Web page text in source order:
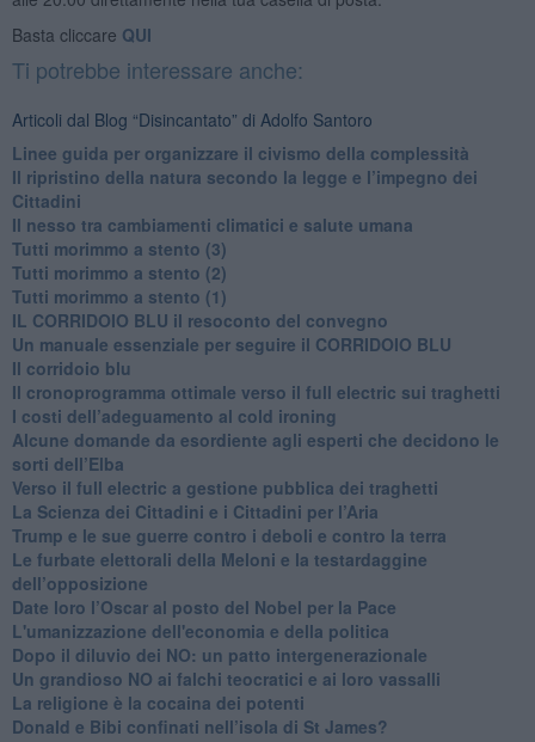
Basta cliccare QUI
Ti potrebbe interessare anche:
Articoli dal Blog “Disincantato” di Adolfo Santoro
​Linee guida per organizzare il civismo della complessità
​Il ripristino della natura secondo la legge e l’impegno dei
Cittadini
Il nesso tra cambiamenti climatici e salute umana
Tutti morimmo a stento (3)
Tutti morimmo a stento (2)
​Tutti morimmo a stento (1)
IL CORRIDOIO BLU il resoconto del convegno
Un manuale essenziale per seguire il CORRIDOIO BLU
Il corridoio blu
​Il cronoprogramma ottimale verso il full electric sui traghetti
​I costi dell’adeguamento al cold ironing
Alcune domande da esordiente agli esperti che decidono le
sorti dell’Elba
Verso il full electric a gestione pubblica dei traghetti​
​La Scienza dei Cittadini e i Cittadini per l’Aria
Trump e le sue guerre contro i deboli e contro la terra
​Le furbate elettorali della Meloni e la testardaggine
dell’opposizione
​Date loro l’Oscar al posto del Nobel per la Pace
L'umanizzazione dell'economia e della politica
​Dopo il diluvio dei NO: un patto intergenerazionale
​Un grandioso NO ai falchi teocratici e ai loro vassalli
La religione è la cocaina dei potenti
Donald e Bibi confinati nell’isola di St James?